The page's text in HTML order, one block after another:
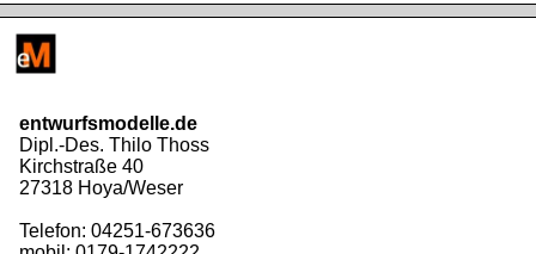
entwurfsmodelle.de
Dipl.-Des. Thilo Thoss
Kirchstraße 40
27318 Hoya/Weser
Telefon: 04251-673636